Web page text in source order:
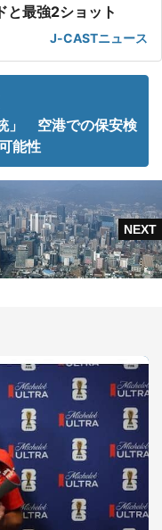
と最強2ショット
J-CASTニュース
」 空港での保安検
能性